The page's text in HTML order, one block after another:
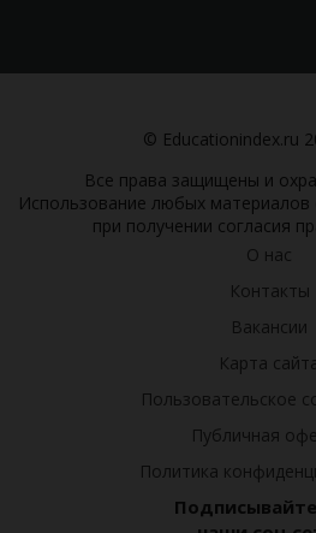
© Educationindex.ru
Все права защищены и
Использование любых материалов
при получении согласия
О нас
Контакты
Вакансии
Карта
Пользовательское
Публичная
Политика